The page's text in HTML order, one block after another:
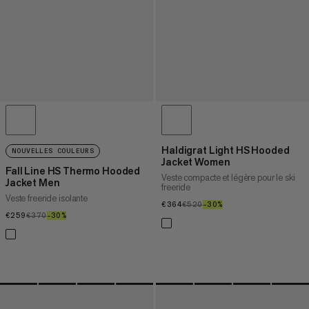
NOUVELLES COULEURS
Fall Line HS Thermo Hooded
Jacket Men
Veste freeride isolante
€259€259
€370€370
–30%
Haldigrat Light HS Hooded
Jacket Women
Veste compacte et légère pour le ski
freeride
€364€364
€520€520
–30%